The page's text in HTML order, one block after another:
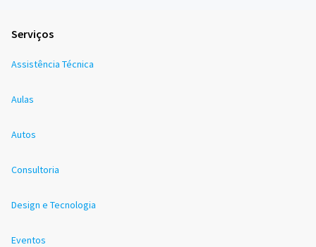
Serviços
Assistência Técnica
Aulas
Autos
Consultoria
Design e Tecnologia
Eventos